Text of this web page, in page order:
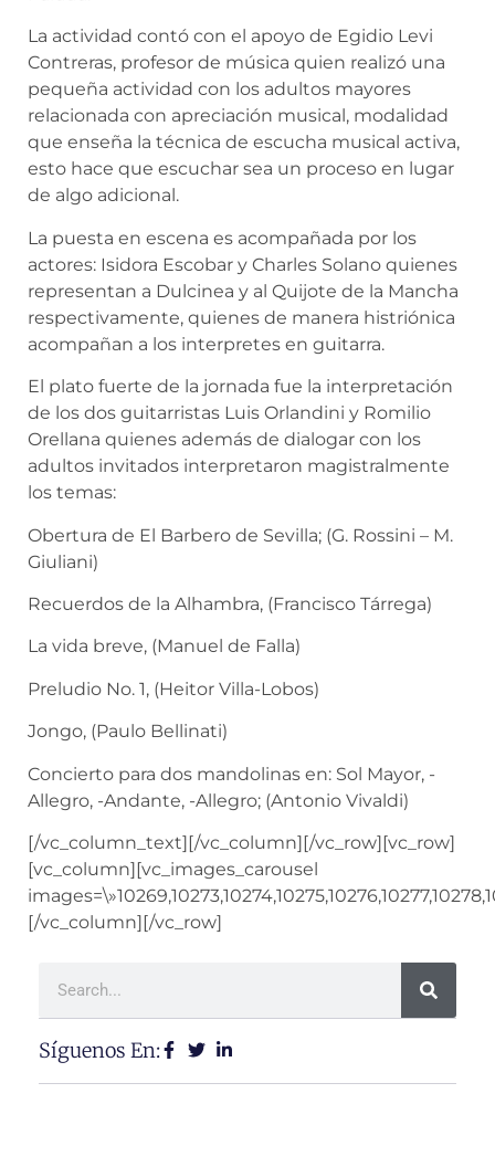
La actividad contó con el apoyo de Egidio Levi
Contreras, profesor de música quien realizó una
pequeña actividad con los adultos mayores
relacionada con apreciación musical, modalidad
que enseña la técnica de escucha musical activa,
esto hace que escuchar sea un proceso en lugar
de algo adicional.
La puesta en escena es acompañada por los
actores: Isidora Escobar y Charles Solano quienes
representan a Dulcinea y al Quijote de la Mancha
respectivamente, quienes de manera histriónica
acompañan a los interpretes en guitarra.
El plato fuerte de la jornada fue la interpretación
de los dos guitarristas Luis Orlandini y Romilio
Orellana quienes además de dialogar con los
adultos invitados interpretaron magistralmente
los temas:
Obertura de El Barbero de Sevilla; (G. Rossini – M.
Giuliani)
Recuerdos de la Alhambra, (Francisco Tárrega)
La vida breve, (Manuel de Falla)
Preludio No. 1, (Heitor Villa-Lobos)
Jongo, (Paulo Bellinati)
Concierto para dos mandolinas en: Sol Mayor, -
Allegro, -Andante, -Allegro; (Antonio Vivaldi)
[/vc_column_text][/vc_column][/vc_row][vc_row]
[vc_column][vc_images_carousel
[/vc_column][/vc_row]
Síguenos En: